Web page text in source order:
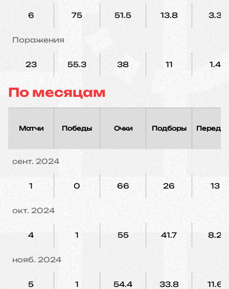
6 75 51.5 13.8 3.3
Поражения
23 55.3 38 11 1.4
По месяцам
Матчи Победы Очки Подборы
сент. 2024
1 0 66 26 13
окт. 2024
4 1 55 41.7 8.2
нояб. 2024
5 1 54.4 33.8 11.6